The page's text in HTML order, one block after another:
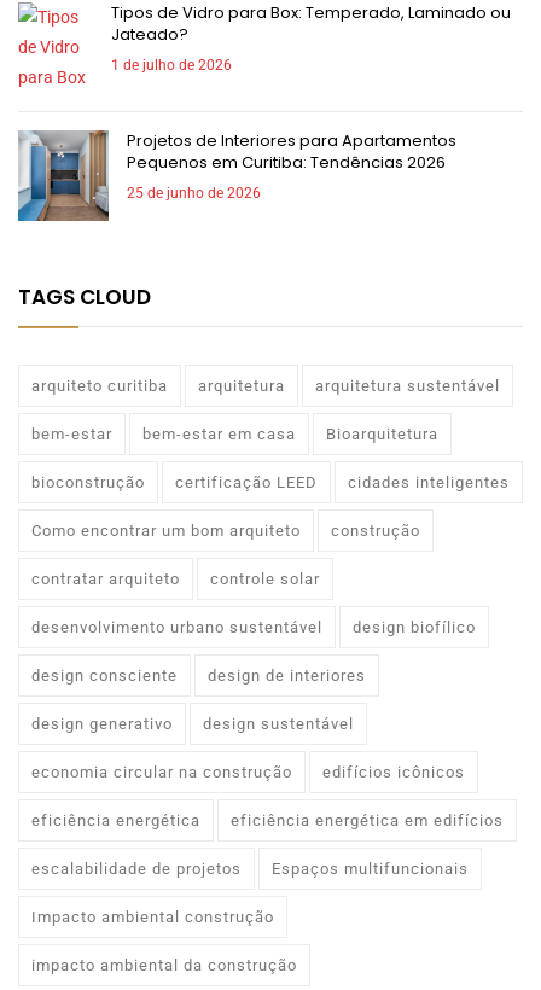
Tipos de Vidro para Box: Temperado, Laminado ou
Jateado?
1 de julho de 2026
Projetos de Interiores para Apartamentos
Pequenos em Curitiba: Tendências 2026
25 de junho de 2026
TAGS CLOUD
arquiteto curitiba arquitetura arquitetura sustentável
bem-estar bem-estar em casa Bioarquitetura
bioconstrução certificação LEED cidades inteligentes
Como encontrar um bom arquiteto construção
contratar arquiteto controle solar
desenvolvimento urbano sustentável design biofílico
design consciente design de interiores
design generativo design sustentável
economia circular na construção edifícios icônicos
eficiência energética eficiência energética em edifícios
escalabilidade de projetos Espaços multifuncionais
Impacto ambiental construção
impacto ambiental da construção